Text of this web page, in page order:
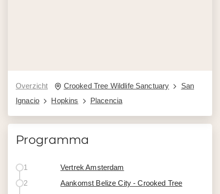
Overzicht Crooked Tree Wildlife Sanctuary
San
Ignacio
Hopkins Placencia
Programma
1
Vertrek Amsterdam
2
Aankomst Belize City - Crooked Tree